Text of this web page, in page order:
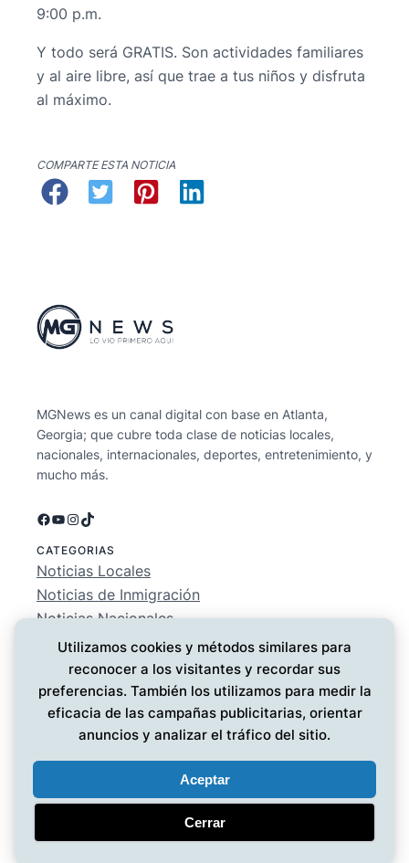
9:00 p.m.
Y todo será GRATIS. Son actividades familiares
y al aire libre, así que trae a tus niños y disfruta
al máximo.
COMPARTE ESTA NOTICIA
MGNews es un canal digital con base en Atlanta,
Georgia; que cubre toda clase de noticias locales,
nacionales, internacionales, deportes, entretenimiento, y
mucho más.
Facebook
YouTube
Instagram
TikTok
CATEGORIAS
Noticias Locales
Noticias de Inmigración
Noticias Nacionales
Deportes
Entretenimiento
EMPRESA
Conócenos
Política de Privacidad
Noticias MG
Utilizamos cookies y métodos similares para
reconocer a los visitantes y recordar sus
preferencias. También los utilizamos para medir la
eficacia de las campañas publicitarias, orientar
anuncios y analizar el tráfico del sitio.
Aceptar
Cerrar